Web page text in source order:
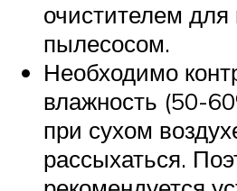
очистителем для
пылесосом.
Необходимо
влажность (50-
при сухом
рассыхаться.